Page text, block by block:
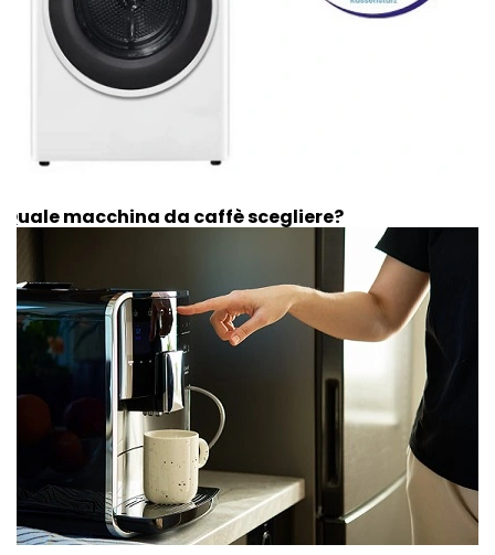
Quale macchina da caffè scegliere?